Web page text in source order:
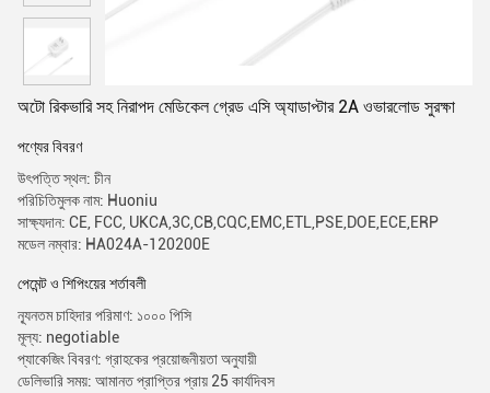
অটো রিকভারি সহ নিরাপদ মেডিকেল গ্রেড এসি অ্যাডাপ্টার 2A ওভারলোড সুরক্ষা
পণ্যের বিবরণ
উৎপত্তি স্থল: চীন
পরিচিতিমুলক নাম: Huoniu
সাক্ষ্যদান: CE, FCC, UKCA,3C,CB,CQC,EMC,ETL,PSE,DOE,ECE,ERP
মডেল নম্বার: HA024A-120200E
পেমেন্ট ও শিপিংয়ের শর্তাবলী
ন্যূনতম চাহিদার পরিমাণ: ১০০০ পিসি
মূল্য: negotiable
প্যাকেজিং বিবরণ: গ্রাহকের প্রয়োজনীয়তা অনুযায়ী
ডেলিভারি সময়: আমানত প্রাপ্তির প্রায় 25 কার্যদিবস